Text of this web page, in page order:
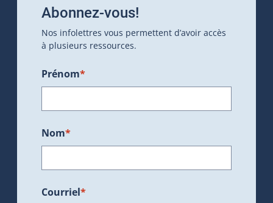
Abonnez-vous!
Nos infolettres vous permettent d’avoir accès
à plusieurs ressources.
Prénom*
Nom*
Courriel*